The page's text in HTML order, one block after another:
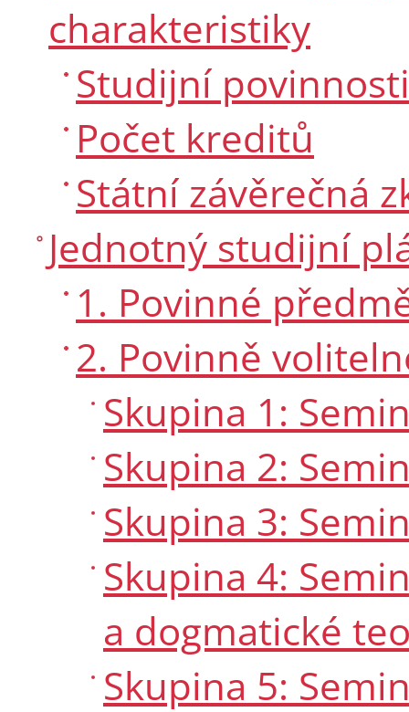
charakteristiky
Studijní povinnosti
Počet kreditů
Státní závěrečná
Jednotný studijní
1. Povinné
2. Povinně
Skupina 1:
Skupina 2:
Skupina 3:
Skupina 4:
a dogmatické
Skupina 5: